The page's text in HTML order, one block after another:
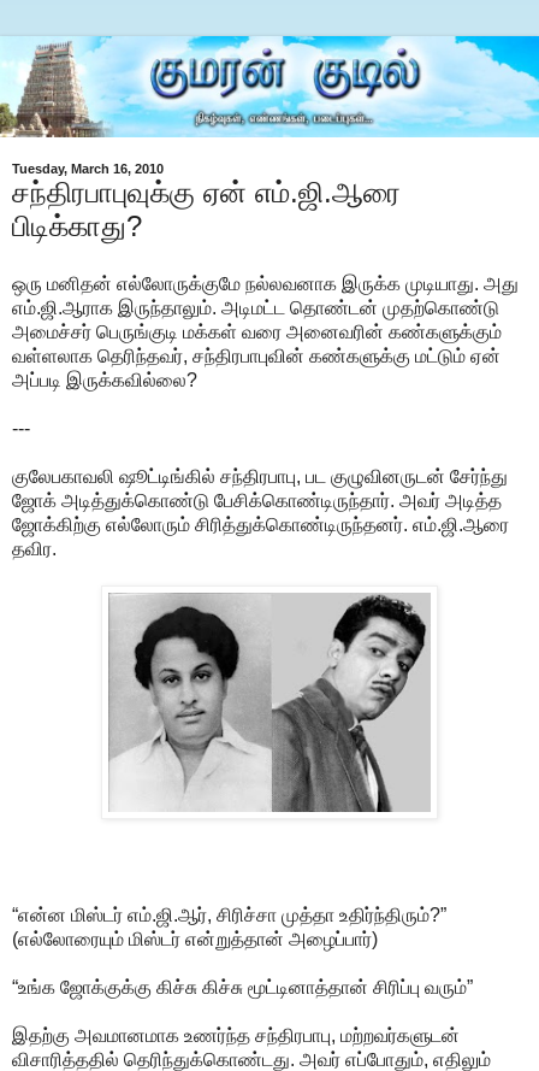
Tuesday, March 16, 2010
சந்திரபாபுவுக்கு ஏன் எம்.ஜி.ஆரை
பிடிக்காது?
ஒரு மனிதன் எல்லோருக்குமே நல்லவனாக இருக்க முடியாது. அது
எம்.ஜி.ஆராக இருந்தாலும். அடிமட்ட தொண்டன் முதற்கொண்டு
அமைச்சர் பெருங்குடி மக்கள் வரை அனைவரின் கண்களுக்கும்
வள்ளலாக தெரிந்தவர், சந்திரபாபுவின் கண்களுக்கு மட்டும் ஏன்
அப்படி இருக்கவில்லை?
---
குலேபகாவலி ஷூட்டிங்கில் சந்திரபாபு, பட குழுவினருடன் சேர்ந்து
ஜோக் அடித்துக்கொண்டு பேசிக்கொண்டிருந்தார். அவர் அடித்த
ஜோக்கிற்கு எல்லோரும் சிரித்துக்கொண்டிருந்தனர். எம்.ஜி.ஆரை
தவிர.
“என்ன மிஸ்டர் எம்.ஜி.ஆர், சிரிச்சா முத்தா உதிர்ந்திரும்?”
(எல்லோரையும் மிஸ்டர் என்றுத்தான் அழைப்பார்)
“உங்க ஜோக்குக்கு கிச்சு கிச்சு மூட்டினாத்தான் சிரிப்பு வரும்”
இதற்கு அவமானமாக உணர்ந்த சந்திரபாபு, மற்றவர்களுடன்
விசாரித்ததில் தெரிந்துக்கொண்டது. அவர் எப்போதும், எதிலும்